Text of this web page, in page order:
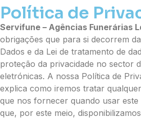
Opção 6 (€50)
Opção 7 (€55)
Opção 8 (€60)
Opção 9 (€65)
Palma:
Pequena (€85)
Média (€100)
Grande (€115)
Política de
Servifune – Agências Funerárias
obrigações que para si decorrem
Dados e da Lei de tratamento de
proteção da privacidade no sector
eletrónicas. A nossa Política de
explica como iremos tratar
que nos fornecer quando usar este
que, por este meio,